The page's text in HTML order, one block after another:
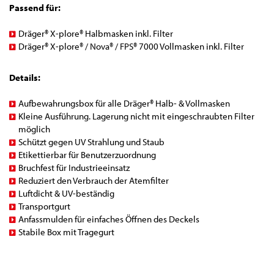
Passend für:
Dräger® X-plore® Halbmasken inkl. Filter
Dräger® X-plore® / Nova® / FPS® 7000 Vollmasken inkl. Filter
Details:
Aufbewahrungsbox für alle Dräger® Halb- & Vollmasken
Kleine Ausführung. Lagerung nicht mit eingeschraubten Filter
möglich
Schützt gegen UV Strahlung und Staub
Etikettierbar für Benutzerzuordnung
Bruchfest für Industrieeinsatz
Reduziert den Verbrauch der Atemfilter
Luftdicht & UV-beständig
Transportgurt
Anfassmulden für einfaches Öffnen des Deckels
Stabile Box mit Tragegurt